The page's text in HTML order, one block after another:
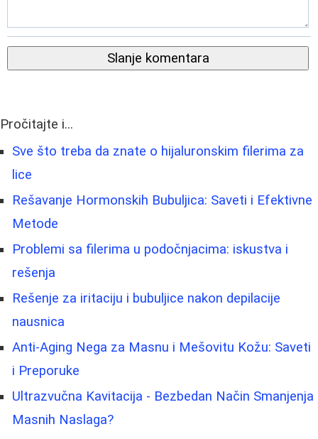
Slanje komentara
Pročitajte i...
Sve što treba da znate o hijaluronskim filerima za
lice
Rešavanje Hormonskih Bubuljica: Saveti i Efektivne
Metode
Problemi sa filerima u podočnjacima: iskustva i
rešenja
Rešenje za iritaciju i bubuljice nakon depilacije
nausnica
Anti-Aging Nega za Masnu i Mešovitu Kožu: Saveti
i Preporuke
Ultrazvučna Kavitacija - Bezbedan Način Smanjenja
Masnih Naslaga?